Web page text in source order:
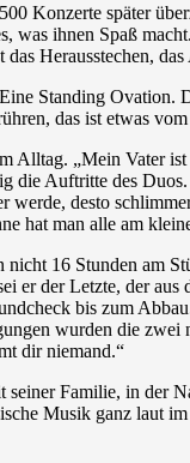
Konzerte später
was ihnen Spaß
das Herausstechen,
Standing
das ist etwas
Alltag. „Mein Vater
die Auftritte des
werde, desto
hat man alle am
16 Stunden am
er der Letzte, der
bis zum
wurden die
dir niemand.“
seiner Familie, in
Musik ganz laut